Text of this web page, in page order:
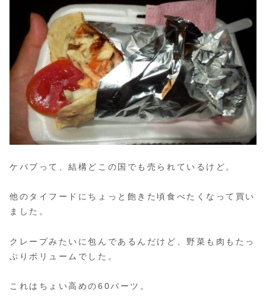
ケバブって、結構どこの国でも売られているけど。
他のタイフードにちょっと飽きた頃食べたくなって買い
ました。
クレープみたいに包んであるんだけど、野菜も肉もたっ
ぷりボリュームでした。
これはちょい高めの60バーツ。